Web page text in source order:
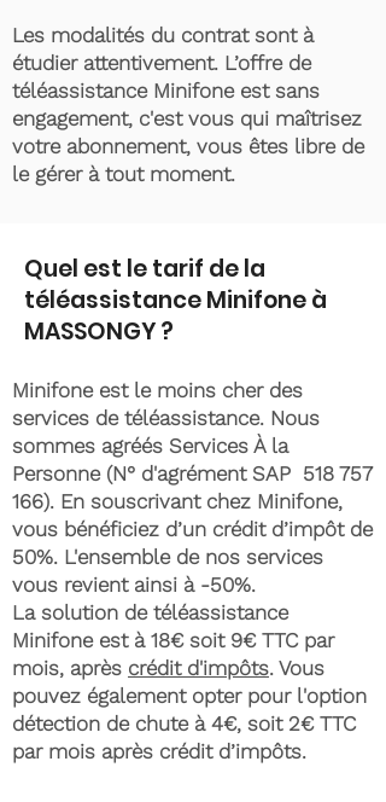
Les modalités du contrat sont à
étudier attentivement. L’offre de
téléassistance Minifone est sans
engagement, c'est vous qui maîtrisez
votre abonnement, vous êtes libre de
le gérer à tout moment.
Quel est le tarif de la
téléassistance Minifone à
MASSONGY ?
Minifone est le moins cher des
services de téléassistance. Nous
sommes agréés Services À la
Personne (N° d'agrément SAP 518 757
166). En souscrivant chez Minifone,
vous bénéficiez d’un crédit d’impôt de
50%. L'ensemble de nos services
vous revient ainsi à -50%.
La solution de téléassistance
Minifone est à 18€ soit 9€ TTC par
mois, après crédit d'impôts. Vous
pouvez également opter pour l'option
détection de chute à 4€, soit 2€ TTC
par mois après crédit d’impôts.